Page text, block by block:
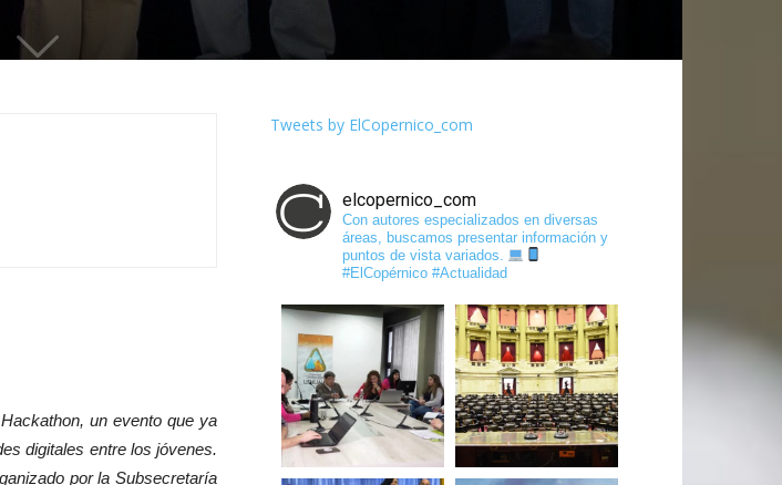
un evento que ya
digitales entre los jóvenes.
por la Subsecretaría
Tweets by ElCopernico_com
elcopernico_com
Con autores especializados en diversas
áreas, buscamos presentar información y
puntos de vista variados.
#ElCopérnico #Actualidad